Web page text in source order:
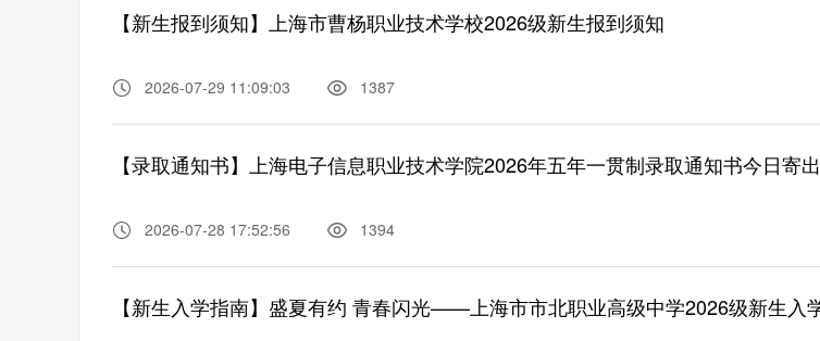
【新生报到须知】上海市曹杨职业技术学校2026级新生报到须知
2026-07-29 11:09:03 1387
【录取通知书】上海电子信息职业技术学院2026年五年一贯制录取通知书今日寄出
2026-07-28 17:52:56 1394